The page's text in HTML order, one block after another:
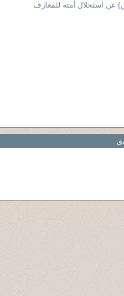
عن استحلال أمته للمعازف